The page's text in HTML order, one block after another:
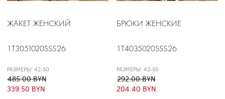
ЖАКЕТ ЖЕНСКИЙ
1T3051020SSS26
РАЗМЕРЫ: 42-50
485.00 BYN
339.50 BYN
БРЮКИ ЖЕНСКИЕ
1T4035020SSS26
РАЗМЕРЫ: 42-50
292.00 BYN
204.40 BYN